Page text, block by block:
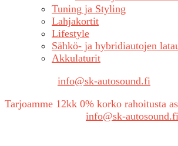
Tuning ja Styling
Lahjakortit
Lifestyle
Sähkö- ja hybridiautojen
Akkulaturit
info@sk-autosound.fi
Tarjoamme 12kk 0% korko rahoitusta
info@sk-autosound.fi